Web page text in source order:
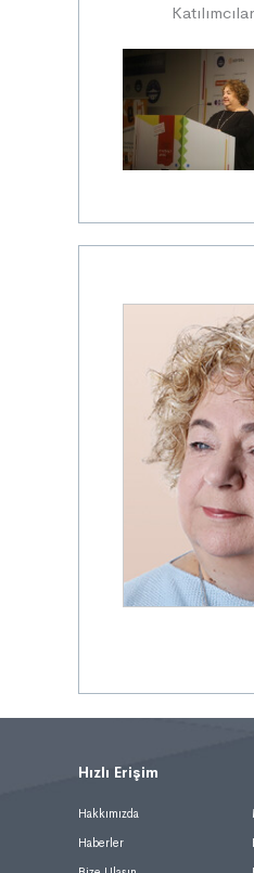
Hızlı Erişim
Hakkımızda
Haberler